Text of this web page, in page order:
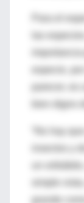
parecer,
bien digno
“No hay
insectos y